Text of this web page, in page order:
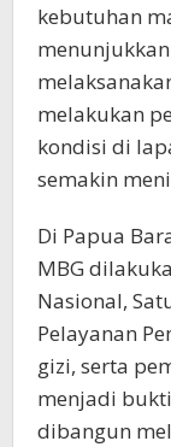
kebutuhan
melakukan
kondisi di
semakin
Di Papua
MBG
Nasional,
Pelayanan
gizi, serta
menjadi
dibangun